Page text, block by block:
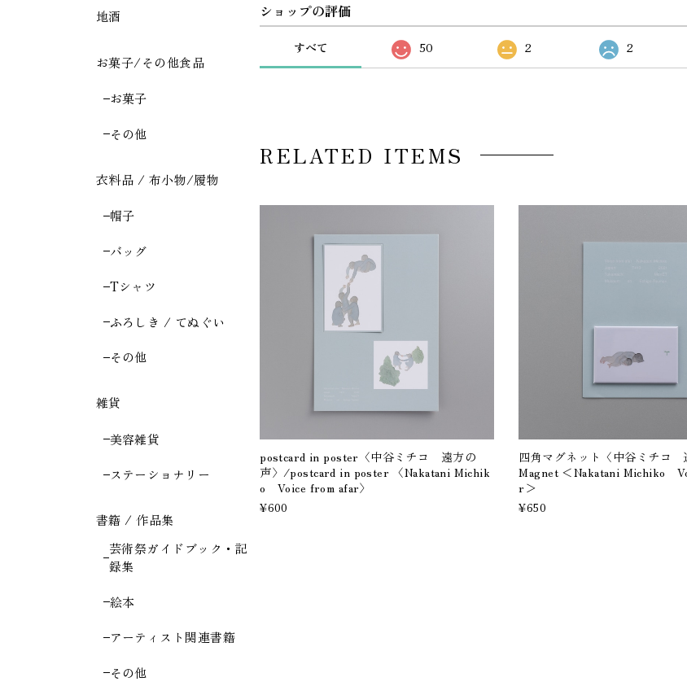
地酒
お菓子/その他食品
お菓子
その他
衣料品 / 布小物/履物
帽子
バッグ
Tシャツ
ふろしき / てぬぐい
その他
雑貨
美容雑貨
ステーショナリー
書籍 / 作品集
芸術祭ガイドブック・記
録集
絵本
アーティスト関連書籍
その他
ショップの評価
すべて 50 2 2
RELATED ITEMS
postcard in poster〈中谷ミチコ 遠方の
声〉/postcard in poster 〈Nakatani Michik
o Voice from afar〉
¥600
四角マグネット〈中谷ミチコ
Magnet ＜Nakatani Michiko
r＞
¥650